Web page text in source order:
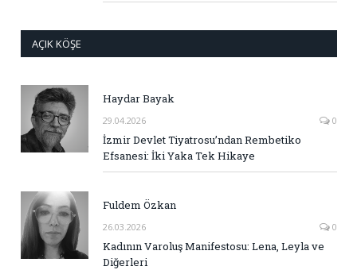
AÇIK KÖŞE
Haydar Bayak
29.04.2026 0
İzmir Devlet Tiyatrosu’ndan Rembetiko
Efsanesi: İki Yaka Tek Hikaye
Fuldem Özkan
26.03.2026 0
Kadının Varoluş Manifestosu: Lena, Leyla ve
Diğerleri